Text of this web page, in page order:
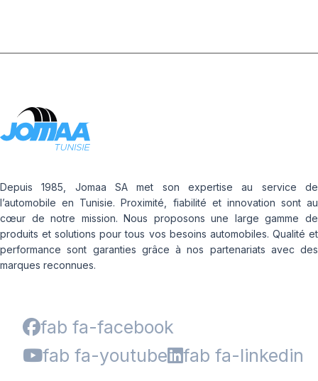
Depuis 1985, Jomaa SA met son expertise au service de
l’automobile en Tunisie. Proximité, fiabilité et innovation sont au
cœur de notre mission. Nous proposons une large gamme de
produits et solutions pour tous vos besoins automobiles. Qualité et
performance sont garanties grâce à nos partenariats avec des
marques reconnues.
fab fa-facebook
fab fa-youtube
fab fa-linkedin